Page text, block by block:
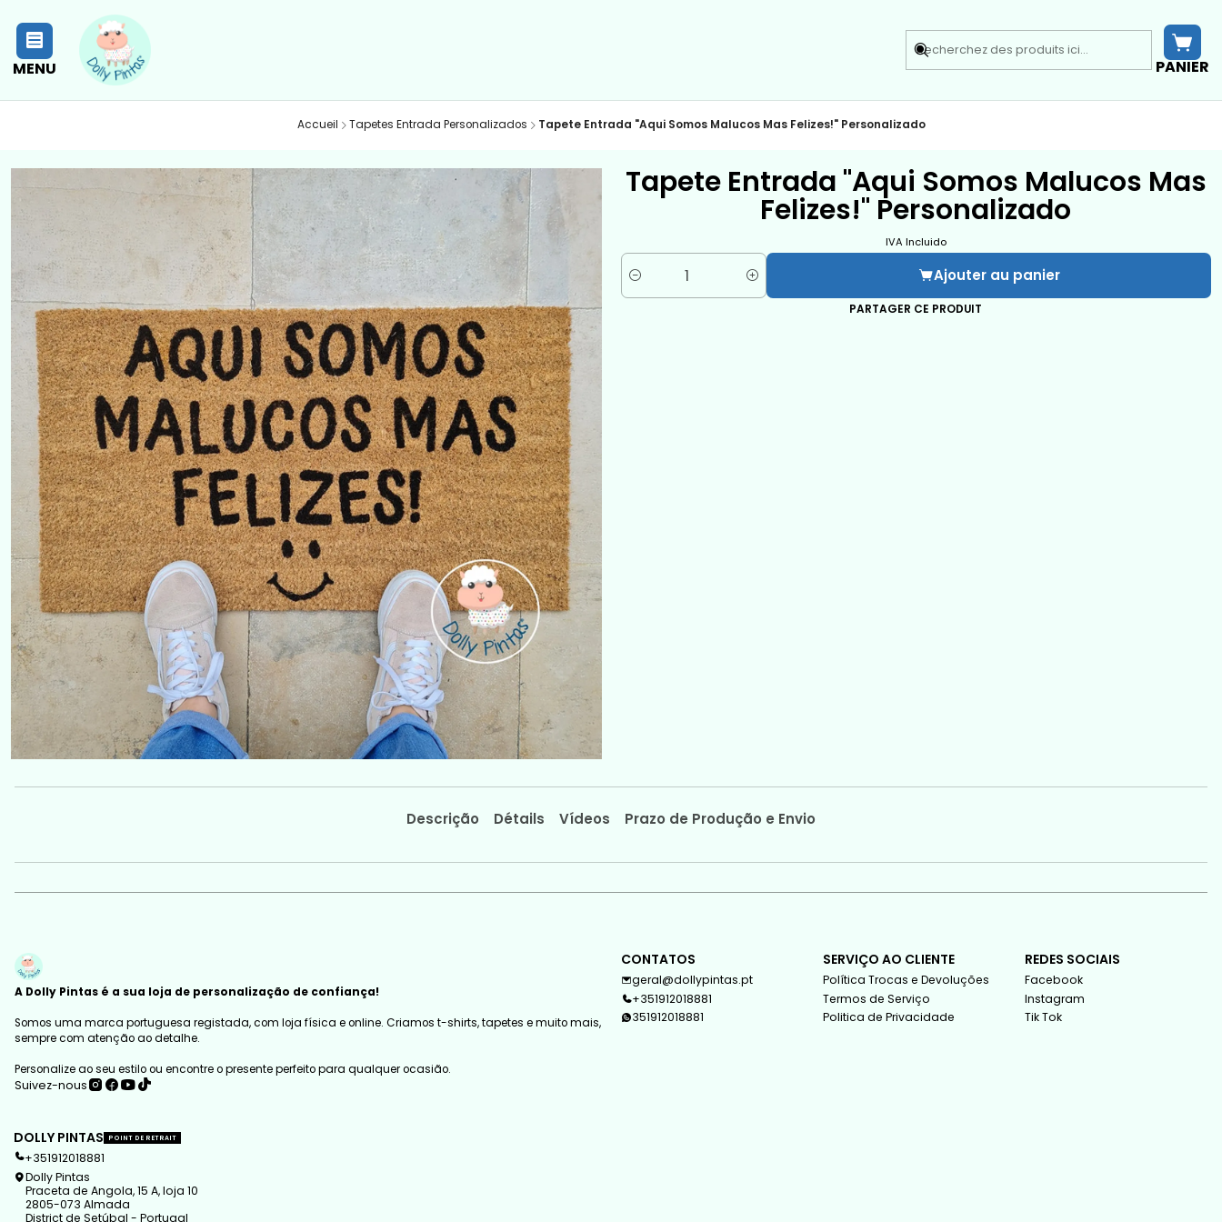
MENU PANIER
Accueil Tapetes Entrada Personalizados Tapete Entrada "Aqui Somos Malucos Mas Felizes!" Personalizado
Tapete Entrada "Aqui Somos Malucos Mas
Felizes!" Personalizado
IVA Incluido
Quantité Ajouter au panier
PARTAGER CE PRODUIT
Descrição Détails Vídeos Prazo de Produção e Envio
A Dolly Pintas é a sua loja de personalização de confiança!
Somos uma marca portuguesa registada, com loja física e online. Criamos t-shirts, tapetes e muito mais,
sempre com atenção ao detalhe.
Personalize ao seu estilo ou encontre o presente perfeito para qualquer ocasião.
Suivez-nous
CONTATOS
geral@dollypintas.pt
+351912018881
351912018881
SERVIÇO AO CLIENTE
Política Trocas e Devoluções
Termos de Serviço
Politica de Privacidade
REDES SOCIAIS
Facebook
Instagram
Tik Tok
DOLLY PINTAS POINT DE RETRAIT
+351912018881
Dolly Pintas
Praceta de Angola, 15 A, loja 10
2805-073 Almada
District de Setúbal - Portugal